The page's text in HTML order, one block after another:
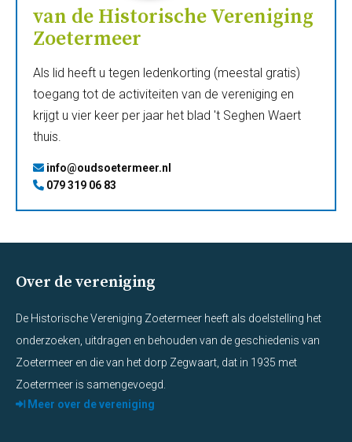
van de Historische Vereniging
Zoetermeer
Als lid heeft u tegen ledenkorting (meestal gratis)
toegang tot de activiteiten van de vereniging en
krijgt u vier keer per jaar het blad 't Seghen Waert
thuis.
info@oudsoetermeer.nl
079 319 06 83
Over de vereniging
De Historische Vereniging Zoetermeer heeft als doelstelling het
onderzoeken, uitdragen en behouden van de geschiedenis van
Zoetermeer en die van het dorp Zegwaart, dat in 1935 met
Zoetermeer is samengevoegd.
Meer over de vereniging